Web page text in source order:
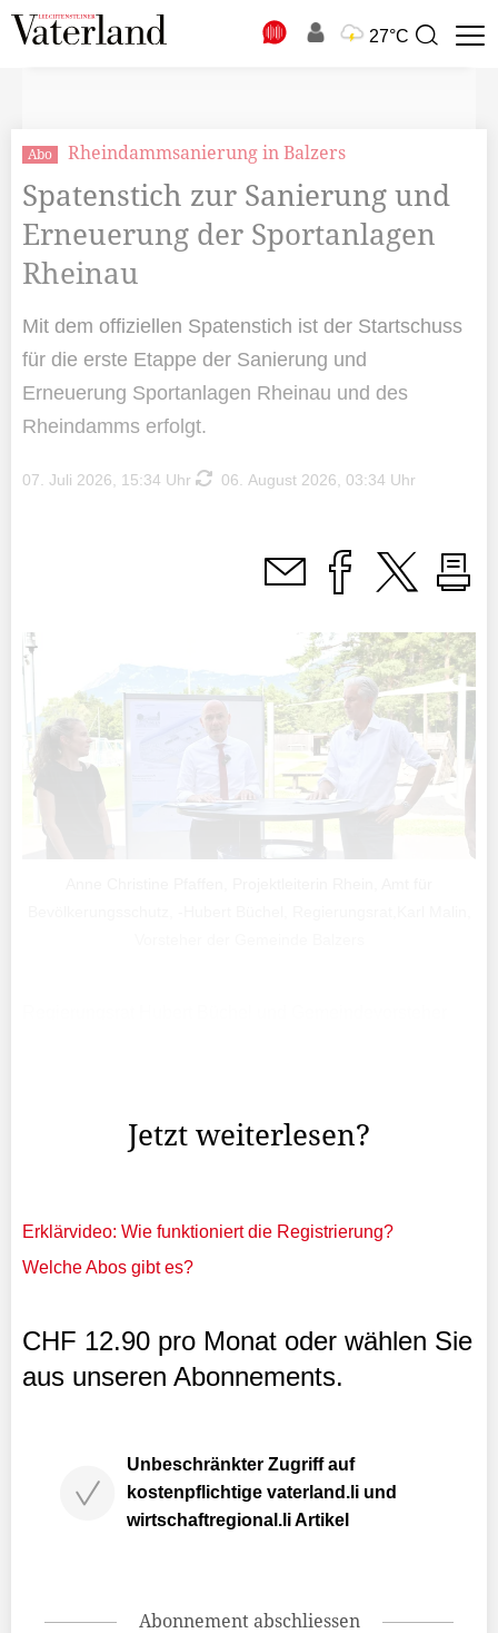
27°C
Suchbegriff
Abo Rheindammsanierung in Balzers
Spatenstich zur Sanierung und
Erneuerung der Sportanlagen
Rheinau
Mit dem offiziellen Spatenstich ist der Startschuss
für die erste Etappe der Sanierung und
Erneuerung Sportanlagen Rheinau und des
Rheindamms erfolgt.
07. Juli 2026, 15:34 Uhr 06. August 2026, 03:34 Uhr
Jetzt weiterlesen?
Erklärvideo: Wie funktioniert die Registrierung?
Welche Abos gibt es?
CHF 12.90 pro Monat oder wählen Sie
aus unseren Abonnements.
Unbeschränkter Zugriff auf
kostenpflichtige vaterland.li und
wirtschaftregional.li Artikel
Abonnement abschliessen